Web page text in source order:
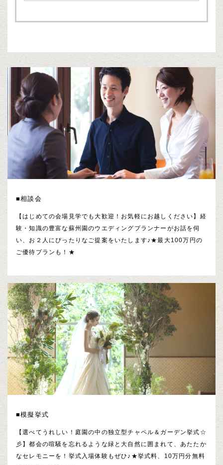
■相談会
【はじめての会場見学でも大歓迎！お気軽にお越しください】経
験・知識の豊富な蘇州園のウエディングプランナーがお話を伺
い、お２人にぴったりなご提案をいたします♪★最大100万円の
ご優待プランも！★
■模擬挙式
【選べてうれしい！庭園の中の独立型チャペル＆ガーデン挙式☆
彡】都会の喧騒を忘れるような緑と大自然に囲まれて、あたたか
なセレモニーを！挙式入場体験もぜひ♪★挙式料、10万円分無料